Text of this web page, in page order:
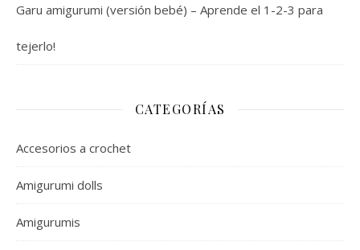
Garu amigurumi (versión bebé) – Aprende el 1-2-3 para
tejerlo!
CATEGORÍAS
Accesorios a crochet
Amigurumi dolls
Amigurumis